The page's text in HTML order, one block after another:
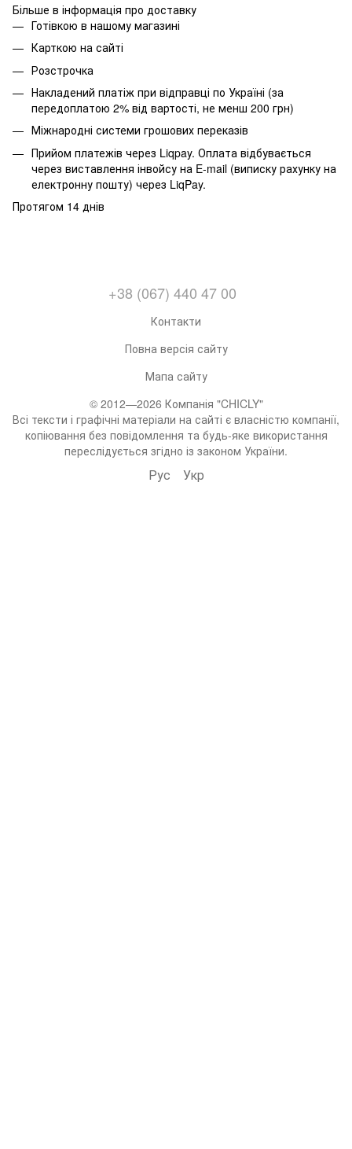
Більше в інформація про доставку
Готівкою в нашому магазині
Карткою на сайті
Розстрочка
Накладений платіж при відправці по Україні (за
передоплатою 2% від вартості, не менш 200 грн)
Міжнародні системи грошових переказів
Прийом платежів через Liqpay. Оплата відбувається
через виставлення інвойсу на E-mail (виписку рахунку на
електронну пошту) через LiqPay.
Протягом 14 днів
+38 (067) 440 47 00
Контакти
Повна версія сайту
Мапа сайту
© 2012—2026 Компанія "CHICLY"
Всі тексти і графічні матеріали на сайті є власністю компанії,
копіювання без повідомлення та будь-яке використання
переслідується згідно із законом України.
Рус Укр